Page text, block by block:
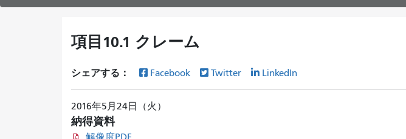
項目10.1 クレーム
シェアする： Facebook Twitter LinkedIn
2016年5月24日（火）
納得資料